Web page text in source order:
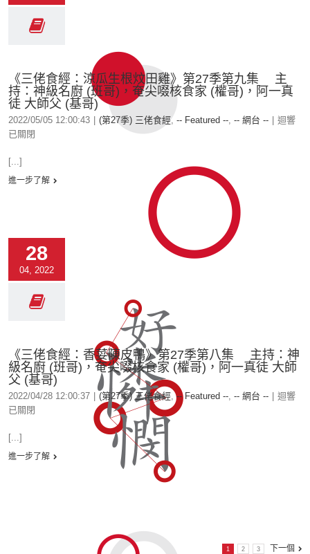
《三佬食經：涼瓜生根炆田雞》第27季第九集 主
持：神級名廚 (班哥)，奄尖啜核食家 (權哥)，阿一真
徒 大師父 (基哥)
2022/05/05 12:00:43 (第27季) 三佬食經, -- Featured --, -- 網台 --
迴響
已關閉
[...]
進一步了解
28
04, 2022
《三佬食經：香荽陳皮鴨》第27季第八集 主持：神
級名廚 (班哥)，奄尖啜核食家 (權哥)，阿一真徒 大師
父 (基哥)
2022/04/28 12:00:37 (第27季) 三佬食經,-- Featured --, -- 網台 --
迴響
已關閉
[...]
進一步了解
1 2 3 下一個